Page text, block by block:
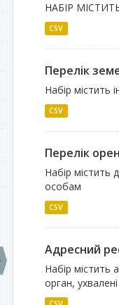
НАБІР
CSV
Перелік
Набір містить
CSV
Перелік
Набір містить
особам
CSV
Адресний
Набір містить
орган,